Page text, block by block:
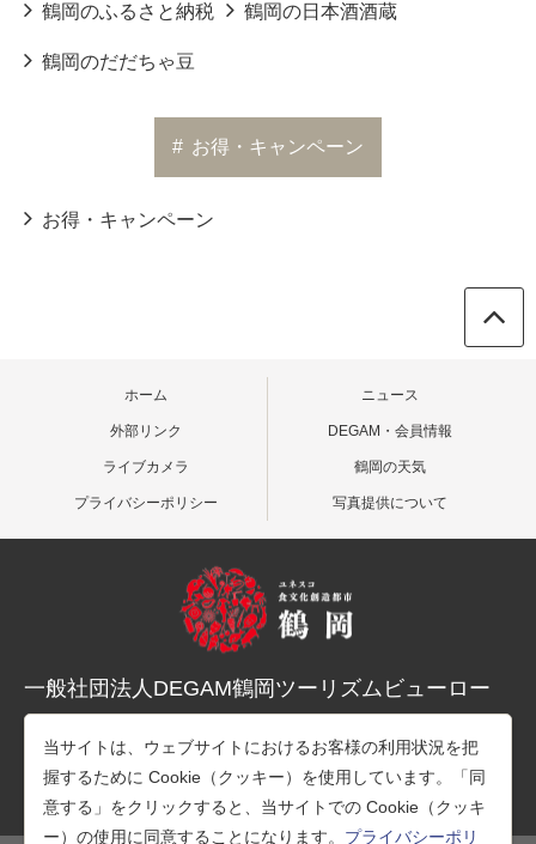
鶴岡のふるさと納税 鶴岡の日本酒酒蔵
鶴岡のだだちゃ豆
# お得・キャンペーン
お得・キャンペーン
ホーム ニュース
外部リンク DEGAM・会員情報
ライブカメラ 鶴岡の天気
プライバシーポリシー 写真提供について
一般社団法人DEGAM鶴岡ツーリズムビューロー
TEL：0235-25-7678（観光案内）
TEL：0235-26-1218（事務所）
当サイトは、ウェブサイトにおけるお客様の利用状況を把
握するために Cookie（クッキー）を使用しています。「同
意する」をクリックすると、当サイトでの Cookie（クッキ
ー）の使用に同意することになります。 プライバシーポリ